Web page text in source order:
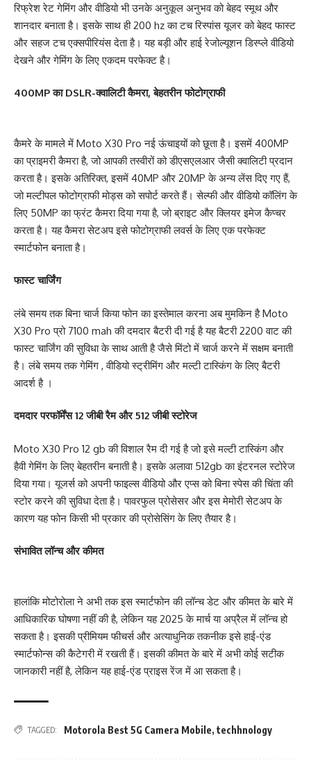
रिफ्रेश रेट गेमिंग और वीडियो भी उनके अनुकूल अनुभव को बेहद स्मूथ और
शानदार बनाता है। इसके साथ ही 200 hz का टच रिस्पांस यूजर को बेहद फास्ट
और सहज टच एक्सपीरियंस देता है। यह बड़ी और हाई रेजोल्यूशन डिस्प्ले वीडियो
देखने और गेमिंग के लिए एकदम परफेक्ट है।
400MP का DSLR-क्वालिटी कैमरा, बेहतरीन फोटोग्राफी
कैमरे के मामले में Moto X30 Pro नई ऊंचाइयों को छूता है। इसमें 400MP
का प्राइमरी कैमरा है, जो आपकी तस्वीरों को डीएसएलआर जैसी क्वालिटी प्रदान
करता है। इसके अतिरिक्त, इसमें 40MP और 20MP के अन्य लेंस दिए गए हैं,
जो मल्टीपल फोटोग्राफी मोड्स को सपोर्ट करते हैं। सेल्फी और वीडियो कॉलिंग के
लिए 50MP का फ्रंट कैमरा दिया गया है, जो ब्राइट और क्लियर इमेज कैप्चर
करता है। यह कैमरा सेटअप इसे फोटोग्राफी लवर्स के लिए एक परफेक्ट
स्मार्टफोन बनाता है।
फास्ट चार्जिंग
लंबे समय तक बिना चार्ज किया फोन का इस्तेमाल करना अब मुमकिन है Moto
X30 Pro प्रो 7100 mah की दमदार बैटरी दी गई है यह बैटरी 2200 वाट की
फास्ट चार्जिंग की सुविधा के साथ आती है जैसे मिंटो में चार्ज करने में सक्षम बनाती
है। लंबे समय तक गेमिंग , वीडियो स्ट्रीमिंग और मल्टी टास्किंग के लिए बैटरी
आदर्श है ।
दमदार परफॉर्मेंस 12 जीबी रैम और 512 जीबी स्टोरेज
Moto X30 Pro 12 gb की विशाल रैम दी गई है जो इसे मल्टी टास्किंग और
हैवी गेमिंग के लिए बेहतरीन बनाती है। इसके अलावा 512gb का इंटरनल स्टोरेज
दिया गया। यूजर्स को अपनी फाइल्स वीडियो और एप्स को बिना स्पेस की चिंता की
स्टोर करने की सुविधा देता है। पावरफुल प्रोसेसर और इस मेमोरी सेटअप के
कारण यह फोन किसी भी प्रकार की प्रोसेसिंग के लिए तैयार है।
संभावित लॉन्च और कीमत
हालांकि मोटोरोला ने अभी तक इस स्मार्टफोन की लॉन्च डेट और कीमत के बारे में
आधिकारिक घोषणा नहीं की है, लेकिन यह 2025 के मार्च या अप्रैल में लॉन्च हो
सकता है। इसकी प्रीमियम फीचर्स और अत्याधुनिक तकनीक इसे हाई-एंड
स्मार्टफोन्स की कैटेगरी में रखती हैं। इसकी कीमत के बारे में अभी कोई सटीक
जानकारी नहीं है, लेकिन यह हाई-एंड प्राइस रेंज में आ सकता है।
TAGGED: Motorola Best 5G Camera Mobile, techhnology